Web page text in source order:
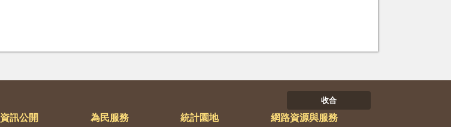
收合
資訊公開 為民服務 統計園地 網路資源與服務